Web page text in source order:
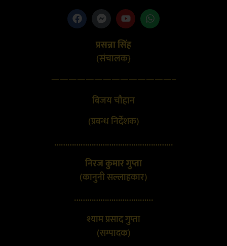
प्रसन्ना सिंह
(संचालक}
——————————————–
बिजय चौहान
(प्रबन्ध निर्देशक)
………………………………………………
निरज कुमार गुप्ता
(कानुनी सल्लाहकार)
………………………………
श्याम प्रसाद गुप्ता
(सम्पादक)